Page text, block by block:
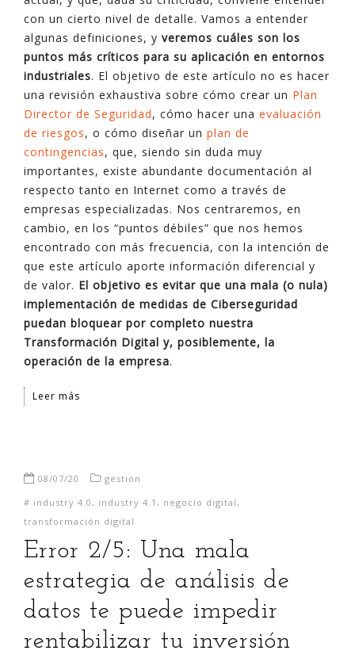
con un cierto nivel de detalle. Vamos a entender
algunas definiciones, y veremos cuáles son los
puntos más críticos para su aplicación en entornos
industriales. El objetivo de este artículo no es hacer
una revisión exhaustiva sobre cómo crear un Plan
Director de Seguridad, cómo hacer una evaluación
de riesgos, o cómo diseñar un plan de
contingencias, que, siendo sin duda muy
importantes, existe abundante documentación al
respecto tanto en Internet como a través de
empresas especializadas. Nos centraremos, en
cambio, en los “puntos débiles” que nos hemos
encontrado con más frecuencia, con la intención de
que este artículo aporte información diferencial y
de valor. El objetivo es evitar que una mala (o nula)
implementación de medidas de Ciberseguridad
puedan bloquear por completo nuestra
Transformación Digital y, posiblemente, la
operación de la empresa.
Leer más
08/07/20
gestión
# industry 4.0 , industry 4.1 , negocio digital ,
transformación digital
Error 2/5: Una mala
estrategia de análisis de
datos te puede impedir
rentabilizar tu inversión